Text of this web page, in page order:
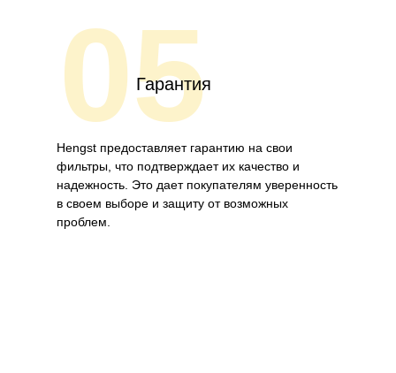
05
Гарантия
Hengst предоставляет гарантию на свои
фильтры, что подтверждает их качество и
надежность. Это дает покупателям уверенность
в своем выборе и защиту от возможных
проблем.